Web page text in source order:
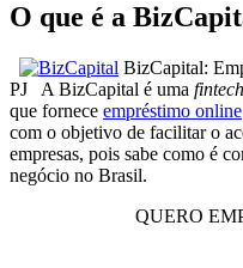
O que é a
BizCapital:
PJ A BizCapital é uma fintech
que fornece empréstimo online
com o objetivo de facilitar o
empresas, pois sabe como é
negócio no Brasil.
QUERO